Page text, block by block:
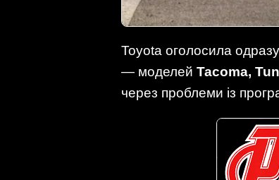
Toyota оголосила
— моделей Tacoma,
через проблеми із